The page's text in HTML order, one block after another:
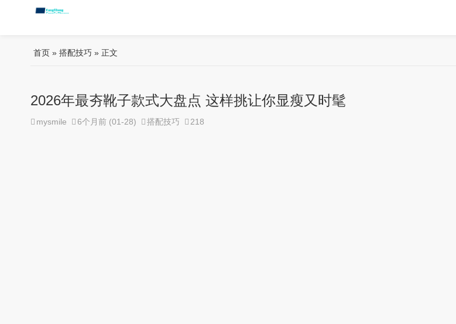
首页 » 搭配技巧 » 正文
2026年最夯靴子款式大盘点 这样挑让你显瘦又时髦
mysmile 6个月前 (01-28) 搭配技巧 218